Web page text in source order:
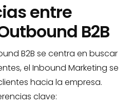
entre
B2B
B2B se centra en buscar
el Inbound Marketing se
hacia la empresa.
clave: